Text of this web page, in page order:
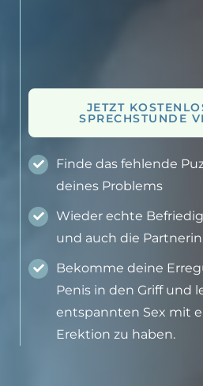
JETZT
SPRECHSTUNDE
Finde das fehlende
deines Problems
Wieder echte
und auch die
Bekomme deine
Penis in den Griff und
entspannten Sex mit
Erektion zu haben.